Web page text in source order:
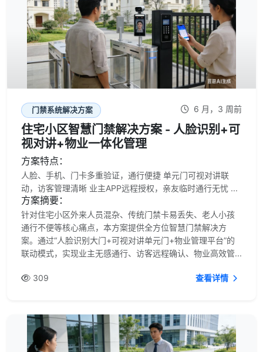
门禁系统解决方案 6 月，3 周前
住宅小区智慧门禁解决方案 - 人脸识别+可
视对讲+物业一体化管理
方案特点：
人脸、手机、门卡多重验证，通行便捷 单元门可视对讲联
动，访客管理清晰 业主APP远程授权，亲友临时通行无忧 ...
方案摘要：
针对住宅小区外来人员混杂、传统门禁卡易丢失、老人小孩
通行不便等核心痛点，本方案提供全方位智慧门禁解决方
案。通过“人脸识别大门+可视对讲单元门+物业管理平台”的
联动模式，实现业主无感通行、访客远程确认、物业高效管...
309 查看详情